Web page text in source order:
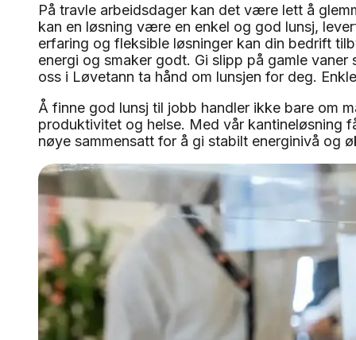
På travle arbeidsdager kan det være lett å
kan en løsning være en enkel og god lunsj,
erfaring og fleksible løsninger kan din bedrift
energi og smaker godt. Gi slipp på gamle
oss i Løvetann ta hånd om lunsjen for deg.
Å finne god lunsj til jobb handler ikke bare om
produktivitet og helse. Med vår kantineløsning
nøye sammensatt for å gi stabilt energinivå og